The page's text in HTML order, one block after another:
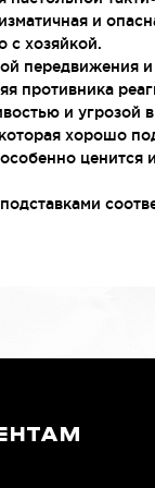
и
с хозяйкой.
передвижения
противника
и угрозой в
хорошо